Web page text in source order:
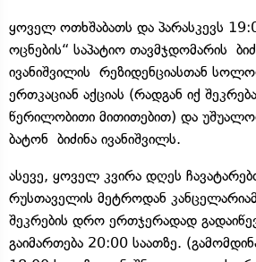
ყოველ ოთხშაბათს და პარასკევს
ოცნების“ საპატიო თავმჯდომარის
ივანიშვილის რეზიდენციასთან
ერთკაციან აქციას (რადგან იქ
წერილობითი მითითებით) და
ბატონ ბიძინა ივანიშვილს.
ასევე, ყოველ კვირა დღეს
რუსთაველის მეტროდან
შეკრების დრო ერთჯერადად
გაიმართება 20:00 საათზე.